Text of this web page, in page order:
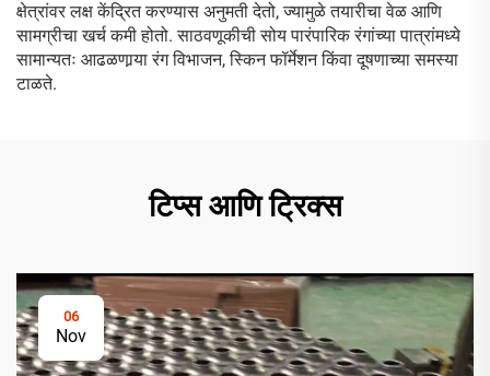
क्षेत्रांवर लक्ष केंद्रित करण्यास अनुमती देतो, ज्यामुळे तयारीचा वेळ आणि
सामग्रीचा खर्च कमी होतो. साठवणूकीची सोय पारंपारिक रंगांच्या पात्रांमध्ये
सामान्यतः आढळणार्‍या रंग विभाजन, स्किन फॉर्मेशन किंवा दूषणाच्या समस्या
टाळते.
टिप्स आणि ट्रिक्स
06
Nov